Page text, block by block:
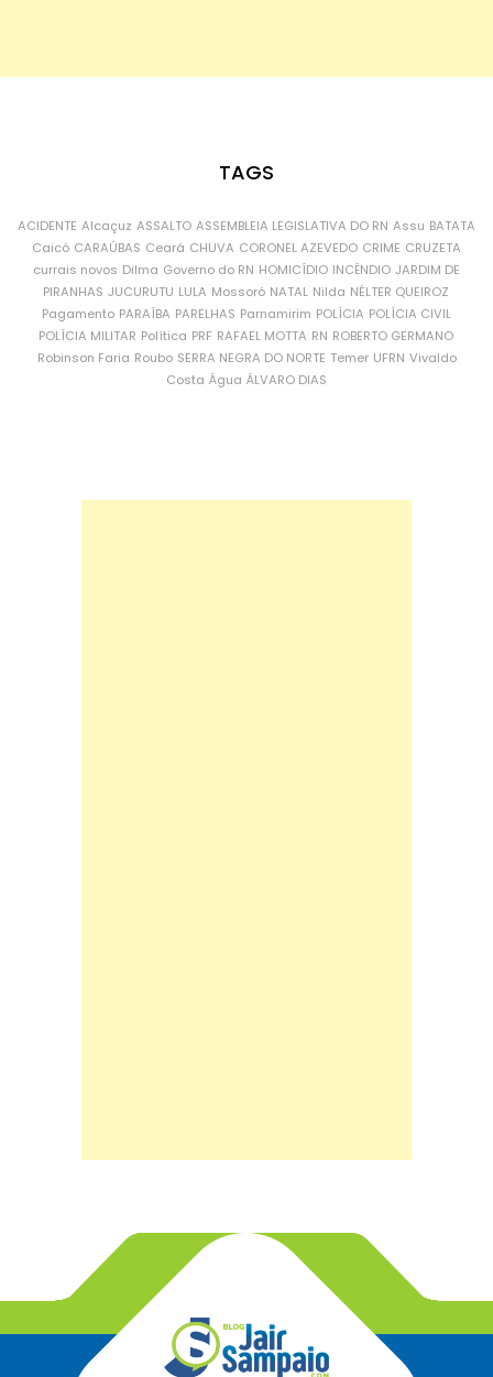
TAGS
ACIDENTE Alcaçuz ASSALTO ASSEMBLEIA LEGISLATIVA DO RN Assu BATATA
Caicó CARAÚBAS Ceará CHUVA CORONEL AZEVEDO CRIME CRUZETA
currais novos Dilma Governo do RN HOMICÍDIO INCÊNDIO JARDIM DE
PIRANHAS JUCURUTU LULA Mossoró NATAL Nilda NÉLTER QUEIROZ
Pagamento PARAÍBA PARELHAS Parnamirim POLÍCIA POLÍCIA CIVIL
POLÍCIA MILITAR Política PRF RAFAEL MOTTA RN ROBERTO GERMANO
Robinson Faria Roubo SERRA NEGRA DO NORTE Temer UFRN Vivaldo
Costa Água ÁLVARO DIAS